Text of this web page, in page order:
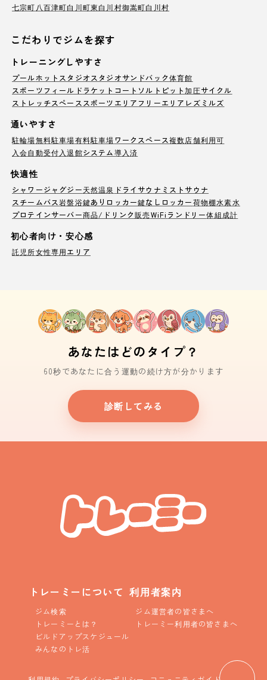
七宗町 八百津町白川町東白川村御嵩町白川村
こだわりでジムを探す
トレーニングしやすさ
プールホットスタジオ スタジオサンドバック体育館
スポーツフィールド ラケットコート ソルトピット加圧サイクル
ストレッチスペース スポーツエリア フリーエリア レズミルズ
通いやすさ
駐輪場無料駐車場有料駐車場ワークスペース複数店舗利用可
入会自動受付 入退館システム導入済
快適性
シャワージャグジー天然温泉 ドライサウナ ミストサウナ
スチームバス岩盤浴鍵ありロッカー鍵なしロッカー荷物棚水素水
プロテインサーバー商品/ドリンク販売WiFi ランドリー体組成計
初心者向け・安心感
託児所女性専用エリア
あなたはどのタイプ？
60秒であなたに合う運動の続け方が分かります
診断してみる
トレーミーについて
ジム検索
トレーミーとは？
ビルドアップスケジュール
みんなのトレ活
利用者案内
ジム運営者の皆さまへ
トレーミー利用者の皆さまへ